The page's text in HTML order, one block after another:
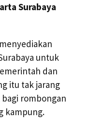
Surabaya
untuk
dan
itu tak jarang
rombongan
kampung.